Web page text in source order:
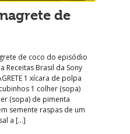
de
de coco do episódio
Receitas Brasil da Sony
1 xícara de polpa
1 colher (sopa)
(sopa) de pimenta
semente raspas de um
a […]